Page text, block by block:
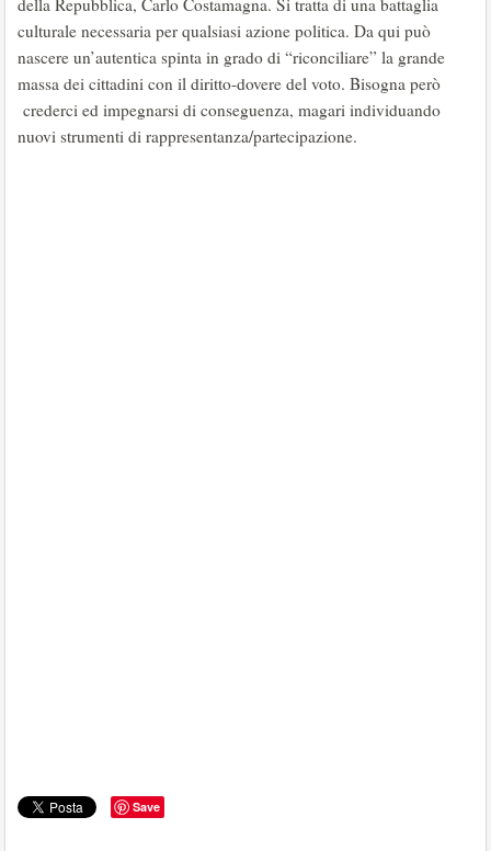
della Repubblica, Carlo Costamagna. Si tratta di una battaglia
culturale necessaria per qualsiasi azione politica. Da qui può
nascere un’autentica spinta in grado di “riconciliare” la grande
massa dei cittadini con il diritto-dovere del voto. Bisogna però
crederci ed impegnarsi di conseguenza, magari individuando
nuovi strumenti di rappresentanza/partecipazione.
Save